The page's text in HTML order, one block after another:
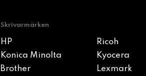
Skrivarmärken
HP
Ricoh
Konica Minolta
Kyocera
Brother
Lexmark